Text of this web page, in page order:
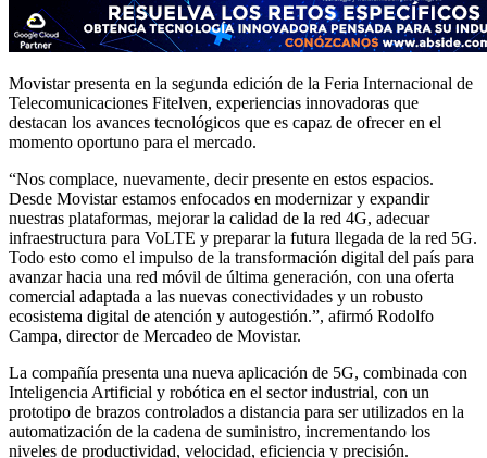
Movistar presenta en la segunda edición de la Feria Internacional de
Telecomunicaciones Fitelven, experiencias innovadoras que
destacan los avances tecnológicos que es capaz de ofrecer en el
momento oportuno para el mercado.
“Nos complace, nuevamente, decir presente en estos espacios.
Desde Movistar estamos enfocados en modernizar y expandir
nuestras plataformas, mejorar la calidad de la red 4G, adecuar
infraestructura para VoLTE y preparar la futura llegada de la red 5G.
Todo esto como el impulso de la transformación digital del país para
avanzar hacia una red móvil de última generación, con una oferta
comercial adaptada a las nuevas conectividades y un robusto
ecosistema digital de atención y autogestión.”, afirmó Rodolfo
Campa, director de Mercadeo de Movistar.
La compañía presenta una nueva aplicación de 5G, combinada con
Inteligencia Artificial y robótica en el sector industrial, con un
prototipo de brazos controlados a distancia para ser utilizados en la
automatización de la cadena de suministro, incrementando los
niveles de productividad, velocidad, eficiencia y precisión.